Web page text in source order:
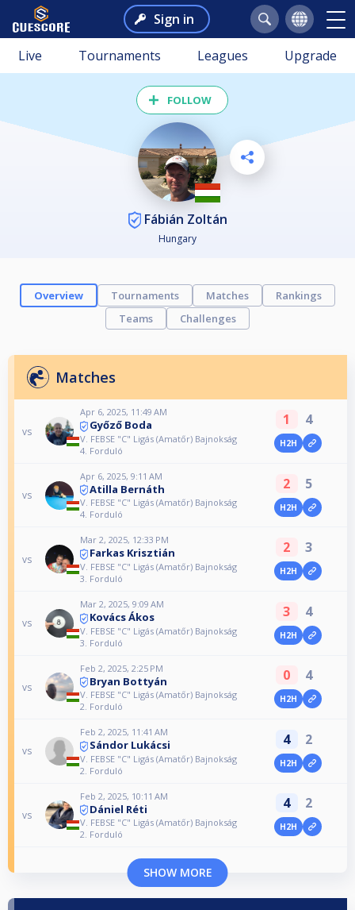
Sign in
Live Tournaments Leagues Upgrade
FOLLOW
Fábián Zoltán
Hungary
Overview Tournaments Matches
Rankings
Teams
Challenges
Matches
vs
Apr 6, 2025, 11:49 AM
Győző Boda
V. FEBSE "C" Ligás (Amatőr) Bajnokság
4. Forduló
1 4
H2H
vs
Apr 6, 2025, 9:11 AM
Atilla Bernáth
V. FEBSE "C" Ligás (Amatőr) Bajnokság
4. Forduló
2 5
H2H
vs
Mar 2, 2025, 12:33 PM
Farkas Krisztián
V. FEBSE "C" Ligás (Amatőr) Bajnokság
3. Forduló
2 3
H2H
vs
Mar 2, 2025, 9:09 AM
Kovács Ákos
V. FEBSE "C" Ligás (Amatőr) Bajnokság
3. Forduló
3 4
H2H
vs
Feb 2, 2025, 2:25 PM
Bryan Bottyán
V. FEBSE "C" Ligás (Amatőr) Bajnokság
2. Forduló
0 4
H2H
vs
Feb 2, 2025, 11:41 AM
Sándor Lukácsi
V. FEBSE "C" Ligás (Amatőr) Bajnokság
2. Forduló
4 2
H2H
vs
Feb 2, 2025, 10:11 AM
Dániel Réti
V. FEBSE "C" Ligás (Amatőr) Bajnokság
2. Forduló
4 2
H2H
SHOW MORE